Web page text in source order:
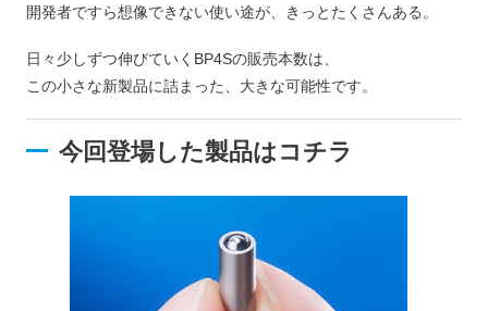
開発者ですら想像できない使い途が、きっとたくさんある。
日々少しずつ伸びていくBP4Sの販売本数は、
この小さな新製品に詰まった、大きな可能性です。
今回登場した製品はコチラ